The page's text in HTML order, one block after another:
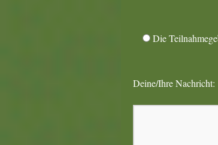
Die
Deine/Ihre Nachricht: